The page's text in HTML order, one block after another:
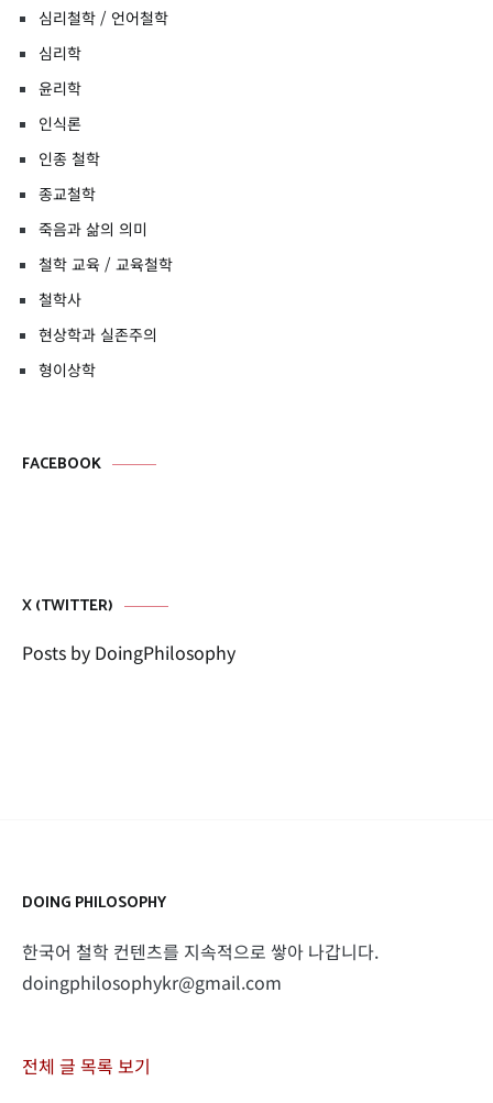
심리철학 / 언어철학
심리학
윤리학
인식론
인종 철학
종교철학
죽음과 삶의 의미
철학 교육 / 교육철학
철학사
현상학과 실존주의
형이상학
FACEBOOK
X (TWITTER)
Posts by DoingPhilosophy
DOING PHILOSOPHY
한국어 철학 컨텐츠를 지속적으로 쌓아 나갑니다.
doingphilosophykr@gmail.com
전체 글 목록 보기